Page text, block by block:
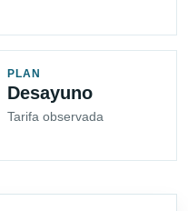
PLAN
Desayuno
Tarifa observada